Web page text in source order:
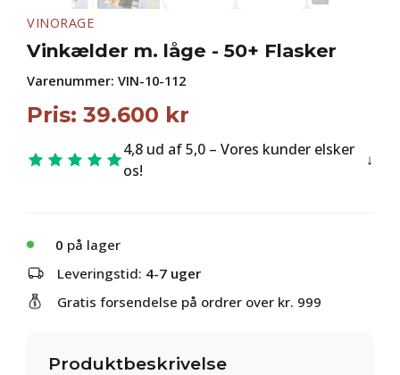
VINORAGE
Vinkælder m. låge - 50+ Flasker
Varenummer: VIN-10-112
Pris: 39.600 kr
4,8 ud af 5,0 – Vores kunder elsker
os!
0 på lager
Leveringstid: 4-7 uger
Gratis forsendelse på ordrer over kr. 999
Produktbeskrivelse